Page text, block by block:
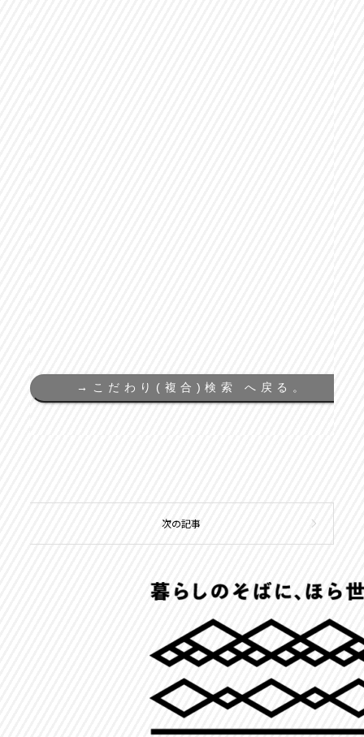
→ こだわり(複合)検索 へ戻る。